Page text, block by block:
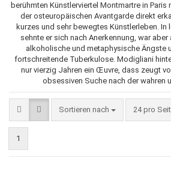
berühmten Künstlerviertel Montmartre in Paris
der osteuropäischen Avantgarde direkt
kurzes und sehr bewegtes Künstlerleben.
sehnte er sich nach Anerkennung, war
alkoholische und metaphysische Ängste
fortschreitende Tuberkulose. Modigliani
nur vierzig Jahren ein Œuvre, dass zeugt
obsessiven Suche nach der wahren
Sortieren nach
Sortieren nach 24 pro
pro Seite
1